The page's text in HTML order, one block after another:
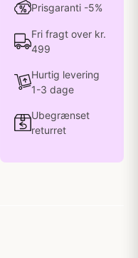
Prisgaranti -5%
Fri fragt over kr.
499
Hurtig levering
1-3 dage
Ubegrænset
returret